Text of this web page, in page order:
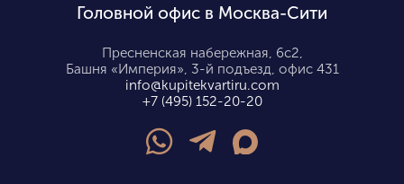
Головной офис в Москва-Сити
Пресненская набережная, 6с2,
Башня «Империя», 3-й подъезд, офис 431
info@kupitekvartiru.com
+7 (495) 152-20-20